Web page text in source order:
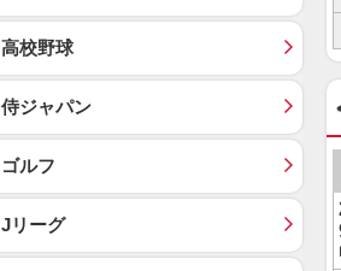
高校野球
侍ジャパン
ゴルフ
Jリーグ